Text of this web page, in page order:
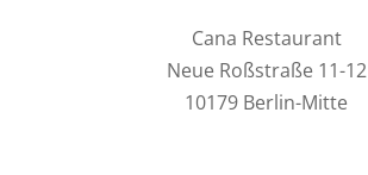
Cana Restaurant
Neue Roßstraße 11-12
10179 Berlin-Mitte